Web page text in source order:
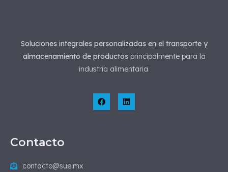
Soluciones integrales personalizadas en el transporte y
almacenamiento de productosprincipalmente para la
industria alimentaria.
Contacto
contacto@sue.mx